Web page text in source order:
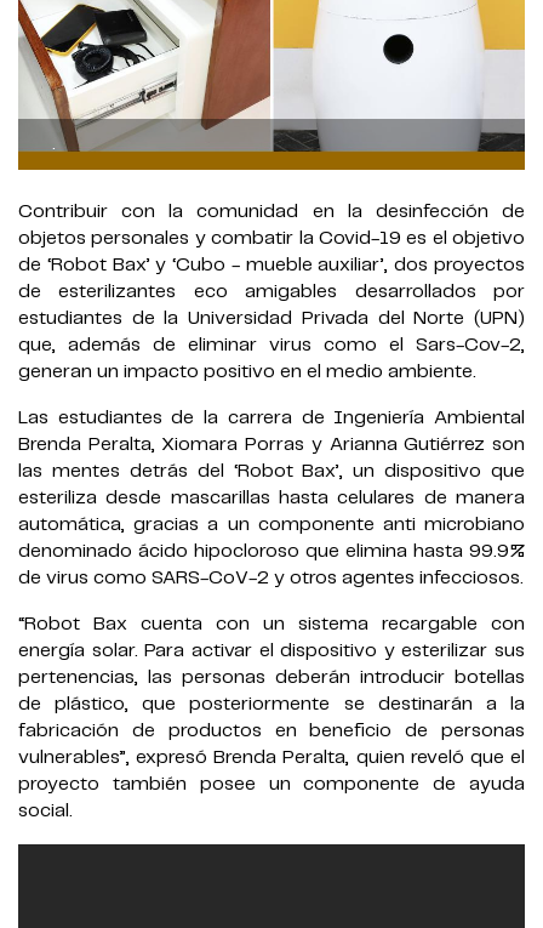
.
Contribuir con la comunidad en la desinfección de
objetos personales y combatir la Covid-19 es el objetivo
de ‘Robot Bax’ y ‘Cubo - mueble auxiliar’, dos proyectos
de esterilizantes eco amigables desarrollados por
estudiantes de la Universidad Privada del Norte (UPN)
que, además de eliminar virus como el Sars-Cov-2,
generan un impacto positivo en el medio ambiente.
Las estudiantes de la carrera de Ingeniería Ambiental
Brenda Peralta, Xiomara Porras y Arianna Gutiérrez son
las mentes detrás del ‘Robot Bax’, un dispositivo que
esteriliza desde mascarillas hasta celulares de manera
automática, gracias a un componente anti microbiano
denominado ácido hipocloroso que elimina hasta 99.9%
de virus como SARS-CoV-2 y otros agentes infecciosos.
“Robot Bax cuenta con un sistema recargable con
energía solar. Para activar el dispositivo y esterilizar sus
pertenencias, las personas deberán introducir botellas
de plástico, que posteriormente se destinarán a la
fabricación de productos en beneficio de personas
vulnerables”, expresó Brenda Peralta, quien reveló que el
proyecto también posee un componente de ayuda
social.